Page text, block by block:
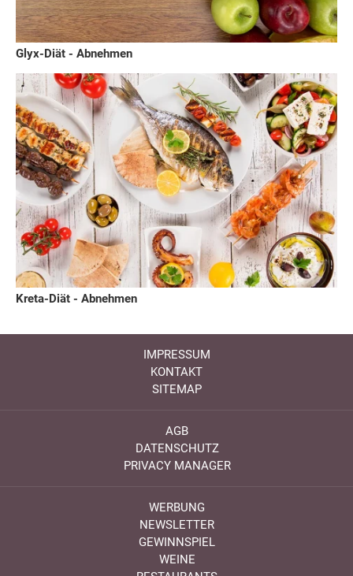
Glyx-Diät - Abnehmen
Kreta-Diät - Abnehmen
IMPRESSUM
KONTAKT
SITEMAP
AGB
DATENSCHUTZ
PRIVACY MANAGER
WERBUNG
NEWSLETTER
GEWINNSPIEL
WEINE